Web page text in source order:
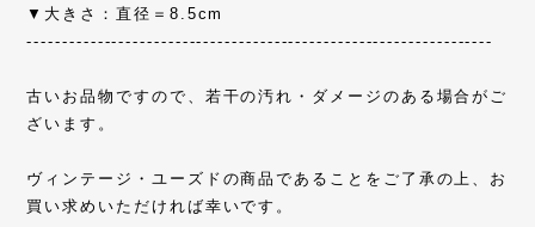
▼大きさ：直径＝8.5cm
------------------------------------------------------------------
古いお品物ですので、若干の汚れ・ダメージのある場合がご
ざいます。
ヴィンテージ・ユーズドの商品であることをご了承の上、お
買い求めいただければ幸いです。